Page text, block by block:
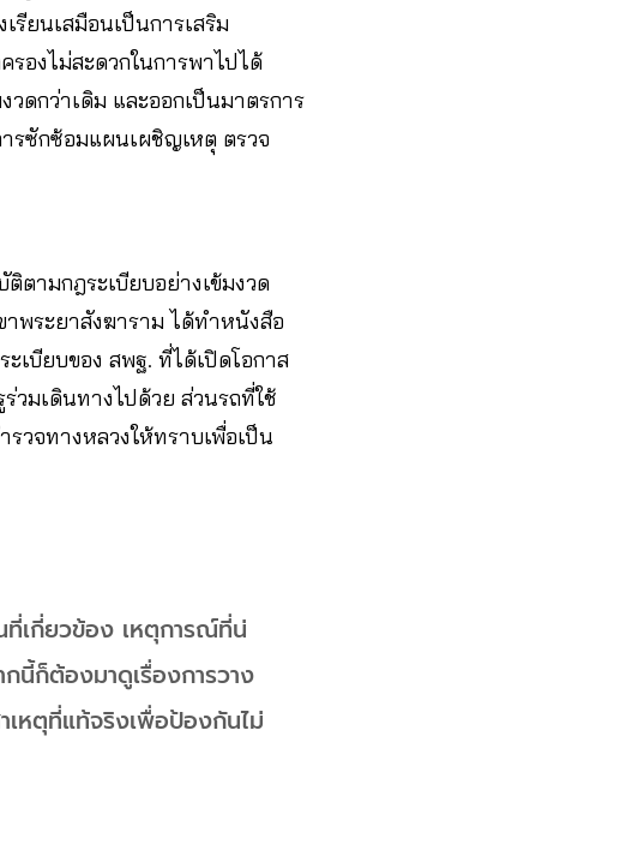
รียนเสมือนเป็นการเสริม
องไม่สะดวกในการพาไปได้
ดกว่าเดิม และออกเป็นมาตรการ
รซักซ้อมแผนเผชิญเหตุ​ ตรวจ
ตามกฎระเบียบอย่างเข้มงวด
าพระยาสังฆาราม ได้ทำหนังสือ
บียบของ สพฐ. ที่ได้เปิดโอกาส
วมเดินทางไปด้วย ส่วนรถที่ใช้
วจทางหลวงให้ทราบเพื่อเป็น
ที่เกี่ยวข้อง เหตุการณ์ที่น่
กนี้ก็ต้องมาดูเรื่องการวาง
หตุที่แท้จริงเพื่อป้องกันไม่